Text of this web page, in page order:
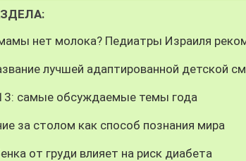
нет молока? Педиатры Израиля
лучшей адаптированной детской
самые обсуждаемые темы года
за столом как способ познания мира
от груди влияет на риск диабета